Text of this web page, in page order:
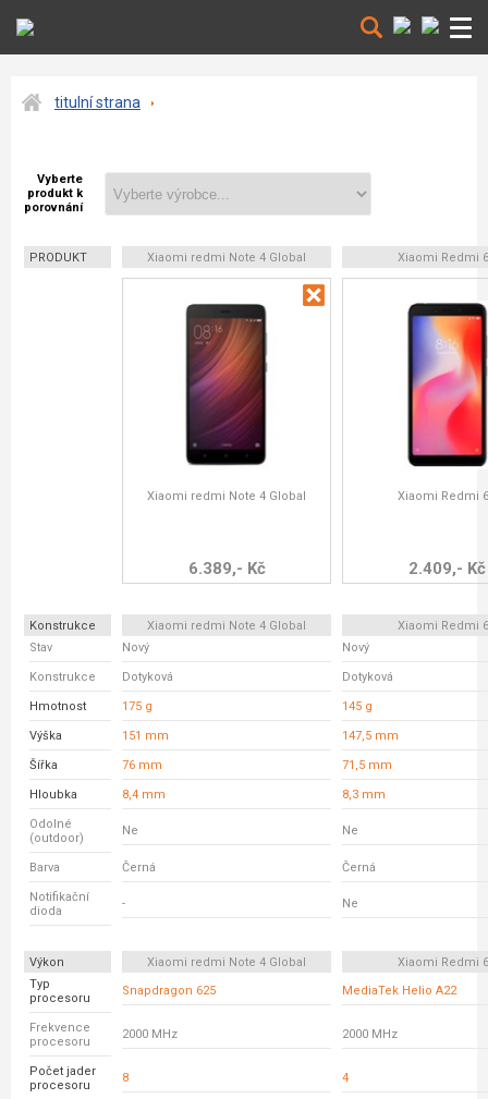
titulní strana
Vyberte
produkt k
porovnání
PRODUKT Xiaomi redmi Note 4 Global Xiaomi Redmi
Xiaomi redmi Note 4 Global
6.389,- Kč
Xiaomi Redmi
2.409,- Kč
Konstrukce Xiaomi redmi Note 4 Global
Xiaomi Redmi
Stav
Nový Nový
Konstrukce Dotyková Dotyková
Hmotnost 175 g 145 g
Výška 151 mm 147,5 mm
Šířka 76 mm 71,5 mm
Hloubka 8,4 mm 8,3 mm
Odolné
(outdoor)
Ne Ne
Barva Černá Černá
Notifikační
dioda
- Ne
Výkon Xiaomi redmi Note 4 Global
Xiaomi Redmi
Typ
procesoru
Snapdragon 625 MediaTek Helio A22
Frekvence
procesoru
2000 MHz 2000 MHz
Počet jader
procesoru
8 4